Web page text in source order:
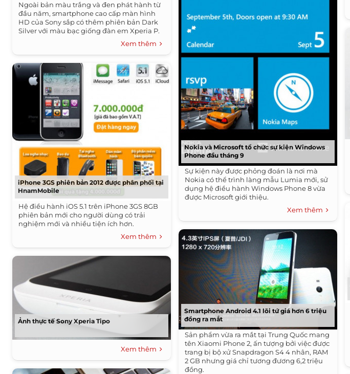
Ngoài bản màu trắng và đen phát hành từ
đầu năm, smartphone cao cấp màn hình
HD của Sony sắp có thêm phiên bản Dark
Silver với màu bạc giống đàn em Xperia P.
Xem thêm
iPhone 3GS phiên bản 2012 được phân phối tại
HnamMobile
Hệ điều hành iOS 5.1 trên iPhone 3GS 8GB
phiên bản mới cho người dùng có trải
nghiệm mới và nhiều tiện ích hơn.
Xem thêm
Ảnh thực tế Sony Xperia Tipo
Xem thêm
Nokia và Microsoft tổ chức sự kiện Windows
Phone đầu tháng 9
Sự kiện này được phỏng đoán là nơi mà
Nokia có thể trình làng mẫu Lumia mới, sử
dụng hệ điều hành Windows Phone 8 vừa
được Microsoft giới thiệu.
Xem thêm
Smartphone Android 4.1 lõi tứ giá hơn 6 triệu
đồng ra mắt
Sản phẩm vừa ra mắt tại Trung Quốc mang
tên Xiaomi Phone 2, ấn tượng bởi việc được
trang bị bộ xử Snapdragon S4 4 nhân, RAM
2 GB nhưng giá chỉ tương đương 6,2 triệu
đồng.